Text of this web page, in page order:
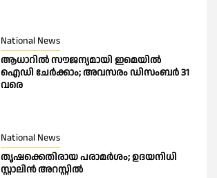
National News
ആധാറിൽ സൗജന്യമായി ഇമെയില്‍
ഐഡി ചേര്‍ക്കാം; അവസരം ഡിസംബര്‍ 31
വരെ
National News
തൃഷക്കെതിരായ പരാമർശം; ഉദയനിധി
സ്റ്റാലിൻ അറസ്റ്റിൽ